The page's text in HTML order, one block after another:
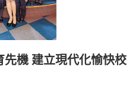
機 建立現代化愉快校